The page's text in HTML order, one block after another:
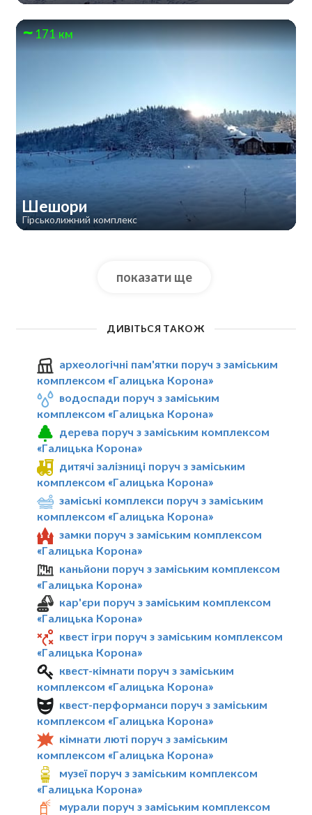
171 км
Шешори
Гірськолижний комплекс
показати ще
ДИВІТЬСЯ ТАКОЖ
археологічні пам'ятки поруч з заміським
комплексом «Галицька Корона»
водоспади поруч з заміським
комплексом «Галицька Корона»
дерева поруч з заміським комплексом
«Галицька Корона»
дитячі залізниці поруч з заміським
комплексом «Галицька Корона»
заміські комплекси поруч з заміським
комплексом «Галицька Корона»
замки поруч з заміським комплексом
«Галицька Корона»
каньйони поруч з заміським комплексом
«Галицька Корона»
кар'єри поруч з заміським комплексом
«Галицька Корона»
квест ігри поруч з заміським комплексом
«Галицька Корона»
квест-кімнати поруч з заміським
комплексом «Галицька Корона»
квест-перформанси поруч з заміським
комплексом «Галицька Корона»
кімнати люті поруч з заміським
комплексом «Галицька Корона»
музеї поруч з заміським комплексом
«Галицька Корона»
мурали поруч з заміським комплексом